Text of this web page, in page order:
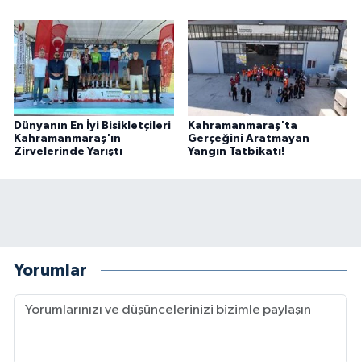
Dünyanın En İyi Bisikletçileri
Kahramanmaraş'ın
Zirvelerinde Yarıştı
Kahramanmaraş'ta
Gerçeğini Aratmayan
Yangın Tatbikatı!
Yorumlar